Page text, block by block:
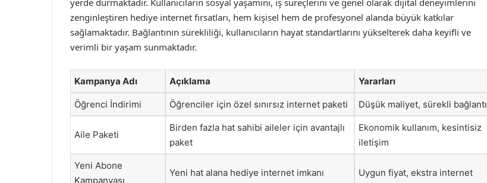
yerde durmaktadır. Kullanıcıların sosyal yaşamını, iş süreçlerini ve genel olarak dijital deneyimlerini
zenginleştiren hediye internet fırsatları, hem kişisel hem de profesyonel alanda büyük katkılar
sağlamaktadır. Bağlantının sürekliliği, kullanıcıların hayat standartlarını yükselterek daha keyifli ve
verimli bir yaşam sunmaktadır.
Kampanya Adı Açıklama Yararları
Öğrenci İndirimi Öğrenciler için özel sınırsız internet paketi Düşük maliyet, sürekli bağlantı
Aile Paketi
Birden fazla hat sahibi aileler için avantajlı
paket
Ekonomik kullanım, kesintisiz
iletişim
Yeni Abone
Kampanyası
Yeni hat alana hediye internet imkanı Uygun fiyat, ekstra internet